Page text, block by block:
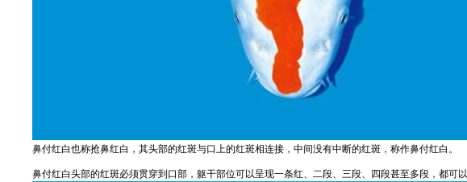
鼻付红白也称抢鼻红白，其头部的红斑与口上的红斑相连接，中间没有中断的红斑，称作鼻付红白。
鼻付红白头部的红斑必须贯穿到口部，躯干部位可以呈现一条红、二段、三段、四段甚至多段，都可以